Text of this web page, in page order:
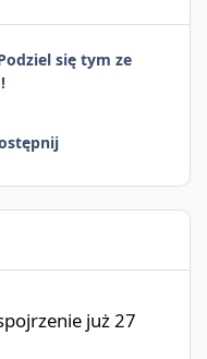
się tym ze
już 27